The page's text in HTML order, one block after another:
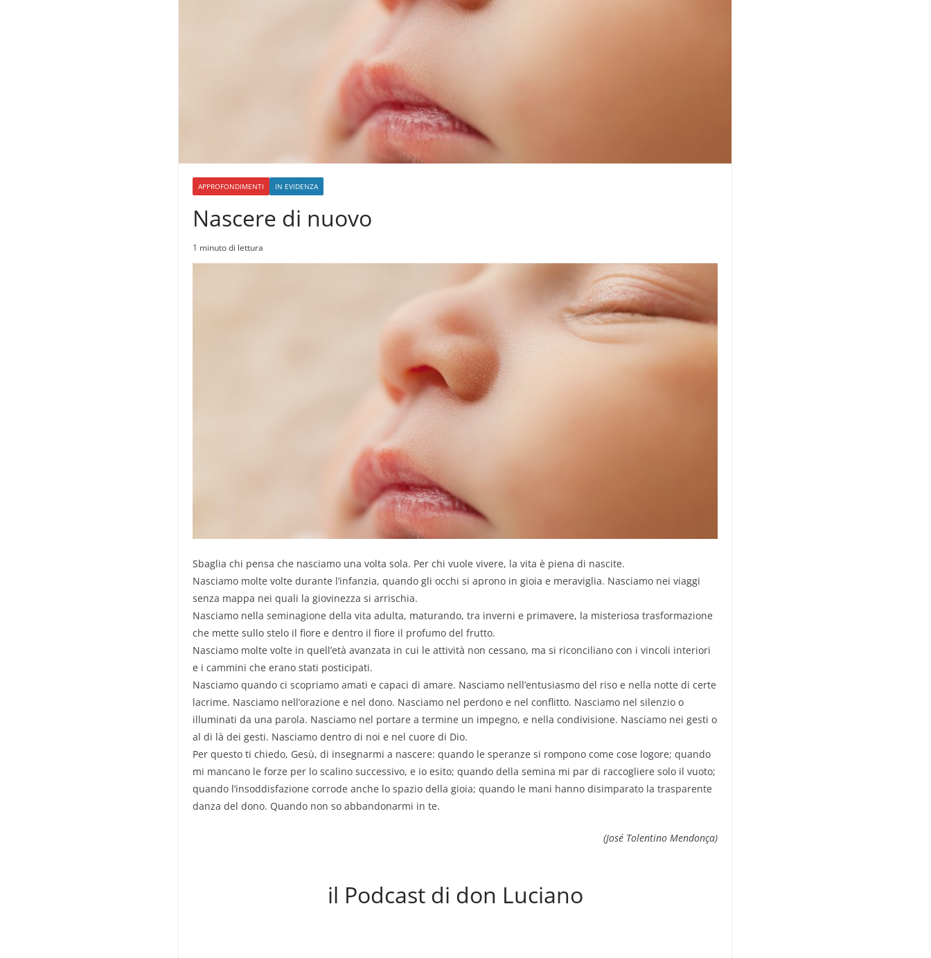
APPROFONDIMENTI IN EVIDENZA
Nascere di nuovo
1 minuto di lettura
Sbaglia chi pensa che nasciamo una volta sola. Per chi vuole vivere, la vita è piena di nascite.
Nasciamo molte volte durante l’infanzia, quando gli occhi si aprono in gioia e meraviglia. Nasciamo nei viaggi
senza mappa nei quali la giovinezza si arrischia.
Nasciamo nella seminagione della vita adulta, maturando, tra inverni e primavere, la misteriosa trasformazione
che mette sullo stelo il fiore e dentro il fiore il profumo del frutto.
Nasciamo molte volte in quell’età avanzata in cui le attività non cessano, ma si riconciliano con i vincoli interiori
e i cammini che erano stati posticipati.
Nasciamo quando ci scopriamo amati e capaci di amare. Nasciamo nell’entusiasmo del riso e nella notte di certe
lacrime. Nasciamo nell’orazione e nel dono. Nasciamo nel perdono e nel conflitto. Nasciamo nel silenzio o
illuminati da una parola. Nasciamo nel portare a termine un impegno, e nella condivisione. Nasciamo nei gesti o
al di là dei gesti. Nasciamo dentro di noi e nel cuore di Dio.
Per questo ti chiedo, Gesù, di insegnarmi a nascere: quando le speranze si rompono come cose logore; quando
mi mancano le forze per lo scalino successivo, e io esito; quando della semina mi par di raccogliere solo il vuoto;
quando l’insoddisfazione corrode anche lo spazio della gioia; quando le mani hanno disimparato la trasparente
danza del dono. Quando non so abbandonarmi in te.
(José Tolentino Mendonça)
il Podcast di don Luciano